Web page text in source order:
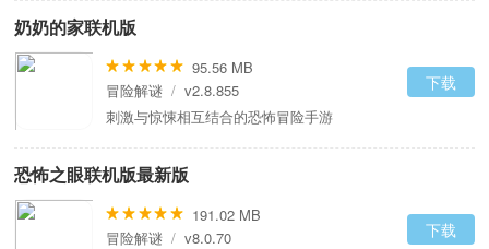
奶奶的家联机版
95.56 MB
冒险解谜 / v2.8.855
刺激与惊悚相互结合的恐怖冒险手游
下载
恐怖之眼联机版最新版
191.02 MB
冒险解谜 / v8.0.70
下载